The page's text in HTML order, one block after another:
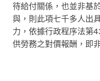
待給付關係，也並非基
與，則此項七千多人出
力，依據行政程序法第
供勞務之對價報酬，即